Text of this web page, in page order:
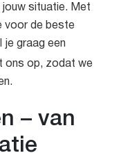
situatie. Met
voor de beste
graag een
ons op, zodat we
– van